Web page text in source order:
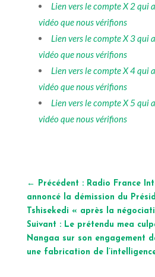
Lien vers le compte X 2 qui
vidéo que nous vérifions
Lien vers le compte X 3 qui
vidéo que nous vérifions
Lien vers le compte X 4 qui
vidéo que nous vérifions
Lien vers le compte X 5 qui
vidéo que nous vérifions
← Précédent : Radio France
annoncé la démission du
Tshisekedi « après la
Suivant : Le prétendu mea
Nangaa sur son engagement
une fabrication de